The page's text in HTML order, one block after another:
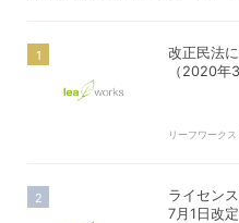
改正民法
（2020年
リーフワーク
ライセン
7月1日改定